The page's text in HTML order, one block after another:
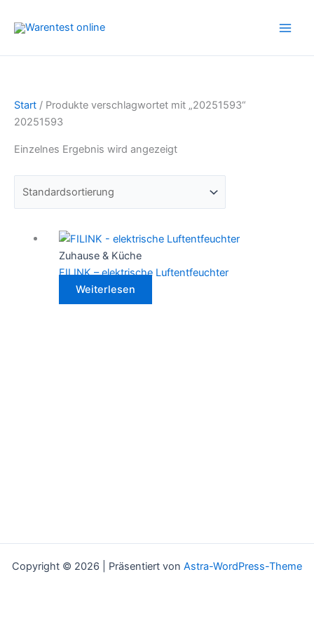
Inhalt
Start / Produkte verschlagwortet mit „20251593“
20251593
Einzelnes Ergebnis wird angezeigt
Zuhause & Küche
FILINK – elektrische Luftentfeuchter
Weiterlesen
Copyright © 2026 | Präsentiert von Astra-WordPress-Theme